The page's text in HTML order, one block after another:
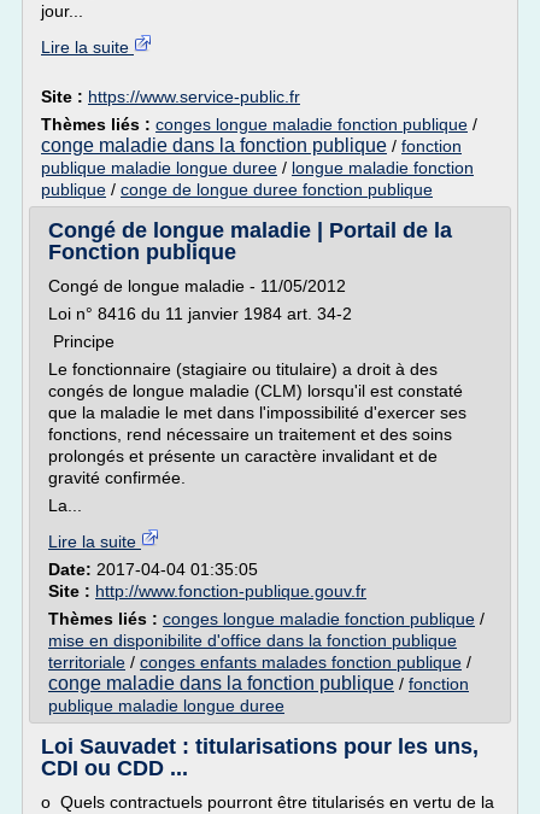
jour...
Lire la suite
Site : https://www.service-public.fr
Thèmes liés : conges longue maladie fonction publique /
conge maladie dans la fonction publique / fonction
publique maladie longue duree / longue maladie fonction
publique / conge de longue duree fonction publique
Congé de longue maladie | Portail de la
Fonction publique
Congé de longue maladie - 11/05/2012
Loi n° 8416 du 11 janvier 1984 art. 34-2
Principe
Le fonctionnaire (stagiaire ou titulaire) a droit à des
congés de longue maladie (CLM) lorsqu'il est constaté
que la maladie le met dans l'impossibilité d'exercer ses
fonctions, rend nécessaire un traitement et des soins
prolongés et présente un caractère invalidant et de
gravité confirmée.
La...
Lire la suite
Date: 2017-04-04 01:35:05
Site : http://www.fonction-publique.gouv.fr
Thèmes liés : conges longue maladie fonction publique /
mise en disponibilite d'office dans la fonction publique
territoriale / conges enfants malades fonction publique /
conge maladie dans la fonction publique / fonction
publique maladie longue duree
Loi Sauvadet : titularisations pour les uns,
CDI ou CDD ...
o Quels contractuels pourront être titularisés en vertu de la